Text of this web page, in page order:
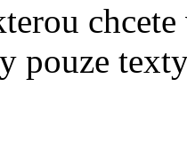
pouze